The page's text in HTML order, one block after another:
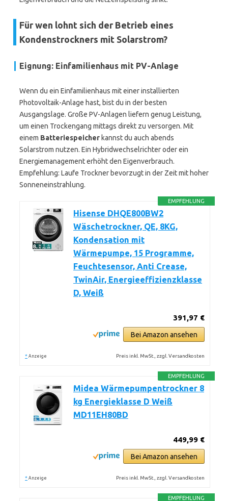
Für wen lohnt sich der Betrieb eines
Kondenstrockners mit Solarstrom?
Eignung: Einfamilienhaus mit PV-Anlage
Wenn du ein Einfamilienhaus mit einer installierten
Photovoltaik-Anlage hast, bist du in der besten
Ausgangslage. Große PV-Anlagen liefern genug Leistung,
um einen Trockengang mittags direkt zu versorgen. Mit
einem Batteriespeicher kannst du auch abends
Solarstrom nutzen. Ein Hybridwechselrichter oder ein
Energiemanagement erhöht den Eigenverbrauch.
Empfehlung: Laufe Trockner bevorzugt in der Zeit mit hoher
Sonneneinstrahlung.
EMPFEHLUNG
Hisense DHQE800BW2
Wäschetrockner, QE, 8KG,
Kondensation mit
Wärmepumpe, 15 Programme,
Feuchtesensor, Anti Crease,
TwinAir, Energieeffizienzklasse
D, Weiß
391,97 €
Bei Amazon ansehen
* Anzeige Preis inkl. MwSt., zzgl. Versandkosten
EMPFEHLUNG
Midea Wärmepumpentrockner 8
kg Energieklasse D Weiß
MD11EH80BD
449,99 €
Bei Amazon ansehen
* Anzeige Preis inkl. MwSt., zzgl. Versandkosten
EMPFEHLUNG